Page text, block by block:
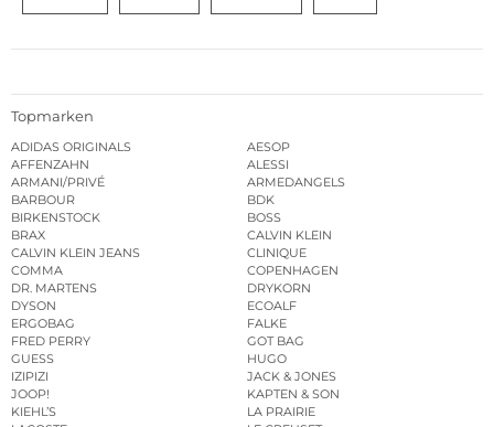
Topmarken
ADIDAS ORIGINALS
AESOP
AFFENZAHN
ALESSI
ARMANI/PRIVÉ
ARMEDANGELS
BARBOUR
BDK
BIRKENSTOCK
BOSS
BRAX
CALVIN KLEIN
CALVIN KLEIN JEANS
CLINIQUE
COMMA
COPENHAGEN
DR. MARTENS
DRYKORN
DYSON
ECOALF
ERGOBAG
FALKE
FRED PERRY
GOT BAG
GUESS
HUGO
IZIPIZI
JACK & JONES
JOOP!
KAPTEN & SON
KIEHL’S
LA PRAIRIE